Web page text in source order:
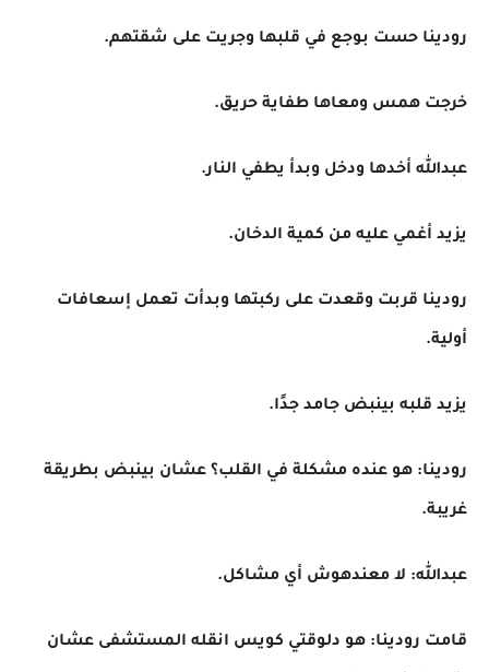
رودينا حست بوجع في قلبها وجريت على شقتهم.
خرجت همس ومعاها طفاية حريق.
عبدالله أخدها ودخل وبدأ يطفي النار.
يزيد أغمي عليه من كمية الدخان.
رودينا قربت وقعدت على ركبتها وبدأت تعمل إسعافات
أولية.
يزيد قلبه بينبض جامد جدًا.
رودينا: هو عنده مشكلة في القلب؟ عشان بينبض بطريقة
غريبة.
عبدالله: لا معندهوش أي مشاكل.
قامت رودينا: هو دلوقتي كويس انقله المستشفى عشان